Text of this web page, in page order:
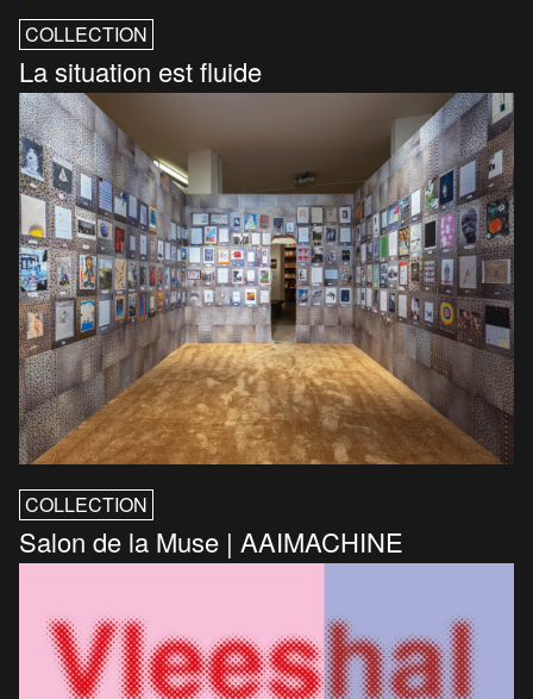
COLLECTION
La situation est fluide
COLLECTION
Salon de la Muse | AAIMACHINE